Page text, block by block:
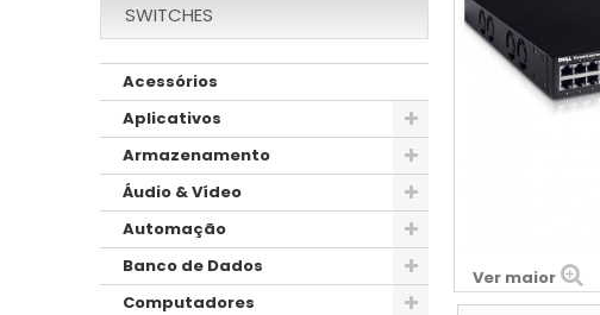
SWITCHES
Acessórios
Aplicativos
Armazenamento
Áudio & Vídeo
Automação
Banco de Dados
Computadores
Ver maior